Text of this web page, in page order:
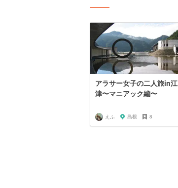
アラサー女子の二人旅in江
津〜マニアック編〜
えふ 島根 8